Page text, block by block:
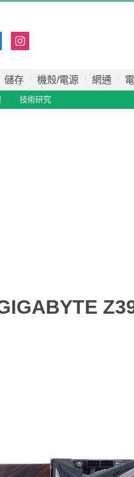
儲存 機殼/電源 網通
技術研究